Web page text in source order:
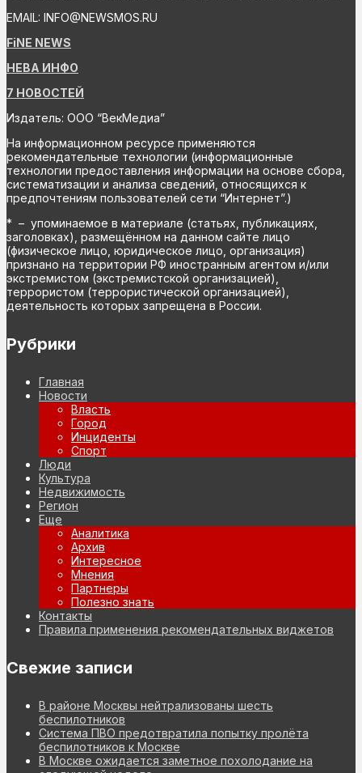
EMAIL: INFO@NEWSMOS.RU
FiNE NEWS
НЕВА ИНФО
7 НОВОСТЕЙ
Издатель: ООО “ВекМедиа”
На информационном ресурсе применяются
рекомендательные технологии (информационные
технологии предоставления информации на основе сбора,
систематизации и анализа сведений, относящихся к
предпочтениям пользователей сети “Интернет”.)
* – упоминаемое в материале (статьях, публикациях,
заголовках), размещённом на данном сайте лицо
(физическое лицо, юридическое лицо, организация)
признано на территории РФ иностранным агентом и/или
экстремистом (экстремистской организацией),
террористом (террористической организацией),
деятельность которых запрещена в России.
Рубрики
Главная
Новости
Власть
Город
Инциденты
Спорт
Люди
Культура
Недвижимость
Регион
Еще
Аналитика
Архив
Интересное
Мнения
Партнеры
Полезно знать
Контакты
Правила применения рекомендательных виджетов
Свежие записи
В районе Москвы нейтрализованы шесть
беспилотников
Система ПВО предотвратила попытку пролёта
беспилотников к Москве
В Москве ожидается заметное похолодание на